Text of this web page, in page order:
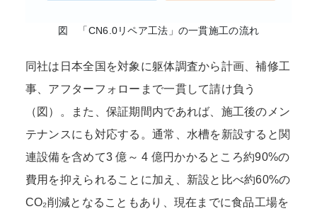
図 「CN6.0リペア工法」の一貫施工の流れ
同社は日本全国を対象に躯体調査から計画、補修工
事、アフターフォローまで一貫して請け負う
（図）。また、保証期間内であれば、施工後のメン
テナンスにも対応する。通常、水槽を新設すると関
連設備を含めて3 億～ 4 億円かかるところ約90%の
費用を抑えられることに加え、新設と比べ約60%の
CO₂削減となることもあり、現在までに食品工場を